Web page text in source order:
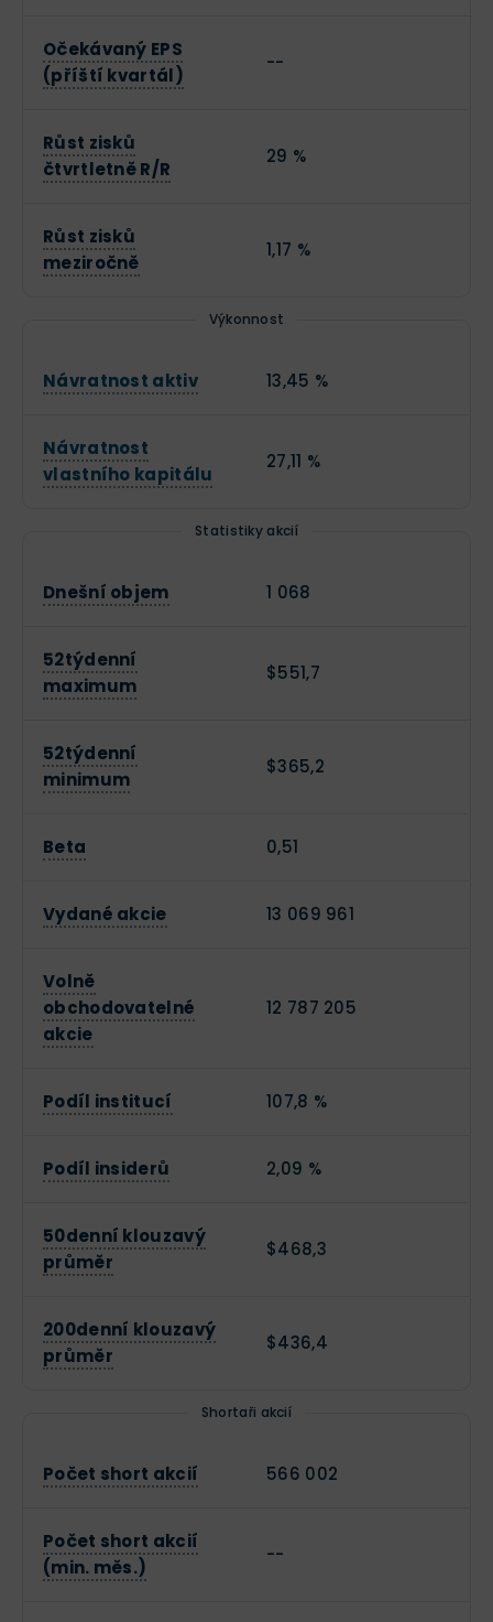
Očekávaný EPS
(příští kvartál)
--
Růst zisků
čtvrtletně R/R
29 %
Růst zisků
meziročně
1,17 %
Výkonnost
Návratnost aktiv 13,45 %
Návratnost
vlastního kapitálu
27,11 %
Statistiky akcií
Dnešní objem 1 068
52týdenní
maximum
$551,7
52týdenní
minimum
$365,2
Beta 0,51
Vydané akcie 13 069 961
Volně
obchodovatelné
akcie
12 787 205
Podíl institucí 107,8 %
Podíl insiderů 2,09 %
50denní klouzavý
průměr
$468,3
200denní klouzavý
průměr
$436,4
Shortaři akcií
Počet short akcií 566 002
Počet short akcií
(min. měs.)
--